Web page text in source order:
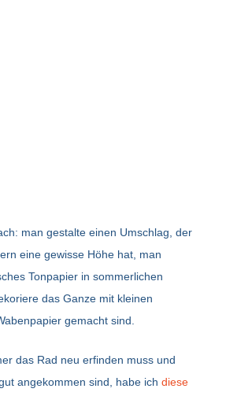
man gestalte einen Umschlag, der
eine gewisse Höhe hat, man
Tonpapier in sommerlichen
das Ganze mit kleinen
gemacht sind.
das Rad neu erfinden muss und
angekommen sind, habe ich diese